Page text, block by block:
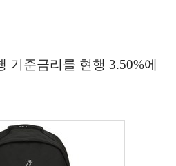
기준금리를 현행 3.50%에